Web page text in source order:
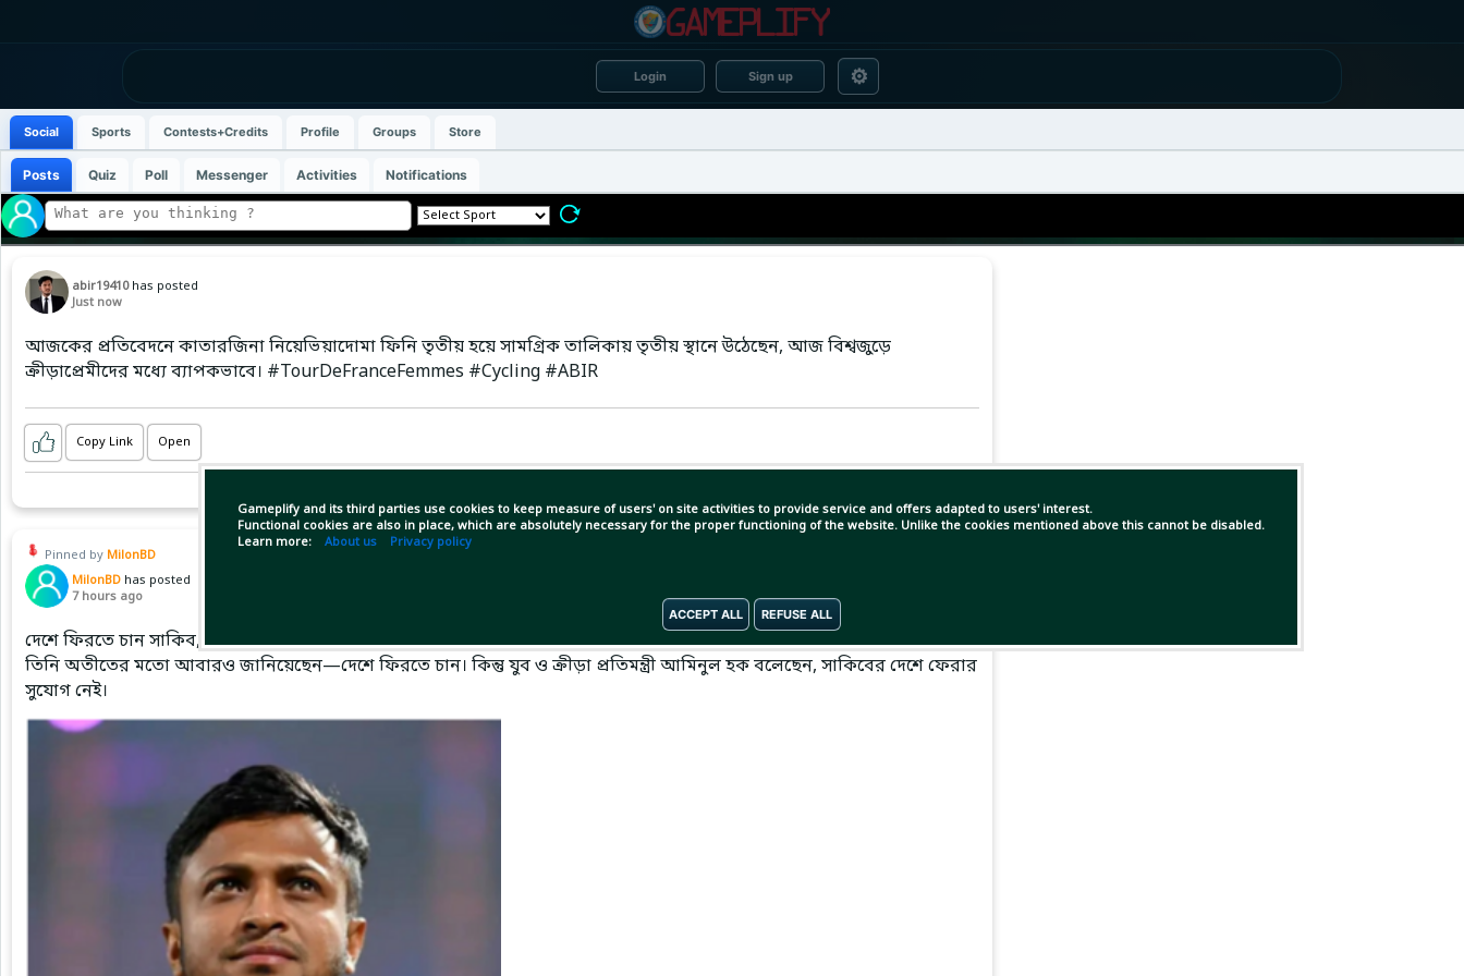
Login Sign up ⚙
Gameplify and its third parties use cookies to keep measure of users' on site activities to provide service and offers adapted to users' interest.
Functional cookies are also in place, which are absolutely necessary for the proper functioning of the website. Unlike the cookies mentioned above this cannot be disabled.
Learn more: About us Privacy policy
ACCEPT ALL REFUSE ALL
Social Sports Contests+Credits Profile Groups Store
Posts Quiz Poll Messenger Activities Notifications
abir19410 has posted
Just now
আজকের প্রতিবেদনে কাতারজিনা নিয়েভিয়াদোমা ফিনি তৃতীয় হয়ে সামগ্রিক তালিকায় তৃতীয় স্থানে উঠেছেন, আজ বিশ্বজুড়ে
ক্রীড়াপ্রেমীদের মধ্যে ব্যাপকভাবে। #TourDeFranceFemmes #Cycling #ABIR
Copy Link Open
Pinned by MilonBD
MilonBD has posted
7 hours ago
দেশে ফিরতে চান সাকিব, ক্রীড়া প্রতিমন্ত্রী বলছেন—সুযোগ নেই। সাকিব আল হাসান দেশে ফিরতে পারছেন না দুই বছরের বেশি সময় ধরে।
তিনি অতীতের মতো আবারও জানিয়েছেন—দেশে ফিরতে চান। কিন্তু যুব ও ক্রীড়া প্রতিমন্ত্রী আমিনুল হক বলেছেন, সাকিবের দেশে ফেরার
সুযোগ নেই।